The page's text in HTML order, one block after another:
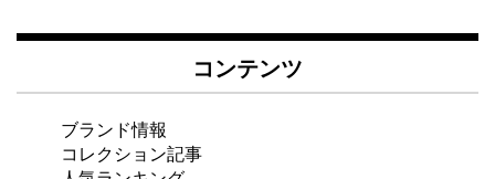
コンテンツ
ブランド情報
コレクション記事